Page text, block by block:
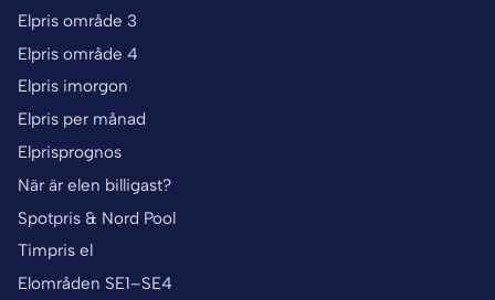
Elpris område 3
Elpris område 4
Elpris imorgon
Elpris per månad
Elprisprognos
När är elen billigast?
Spotpris & Nord Pool
Timpris el
Elområden SE1–SE4